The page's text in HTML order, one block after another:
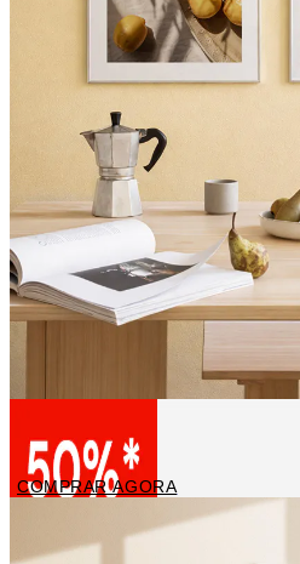
COMPRAR AGORA